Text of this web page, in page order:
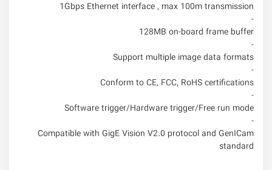
1Gbps Ethernet interface , max 100m transmission
-
128MB on-board frame buffer
-
Support multiple image data formats
-
Conform to CE, FCC, RoHS certifications
-
Software trigger/Hardware trigger/Free run mode
-
Compatible with GigE Vision V2.0 protocol and GenICam
standard